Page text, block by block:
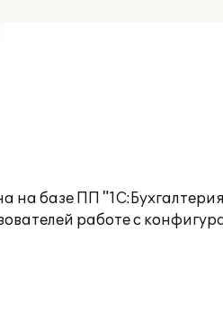
на базе ПП
работе с